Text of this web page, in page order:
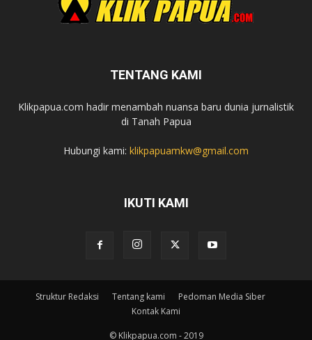
TENTANG KAMI
Klikpapua.com hadir menambah nuansa baru dunia jurnalistik
di Tanah Papua
Hubungi kami: klikpapuamkw@gmail.com
IKUTI KAMI
Struktur Redaksi Tentang kami
Pedoman Media Siber
Kontak Kami
© Klikpapua.com - 2019